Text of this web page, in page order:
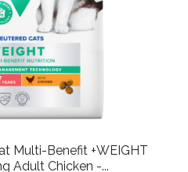
Multi-Benefit +WEIGHT
Adult Chicken -...